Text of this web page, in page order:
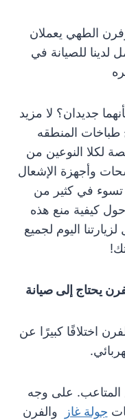
الطهي يعملان
للصيانة في
جديدان؟ لا مزيد
المنطقه
لكلا النوعين من
وأجهزة الإشعال
تسوء في كثير من
كيفية منع هذه
اليوم لجميع
يحتاج إلى صيانة
اختلافًا كبيرًا عن
المتاعب. على وجه
جولة غاز
والفرن